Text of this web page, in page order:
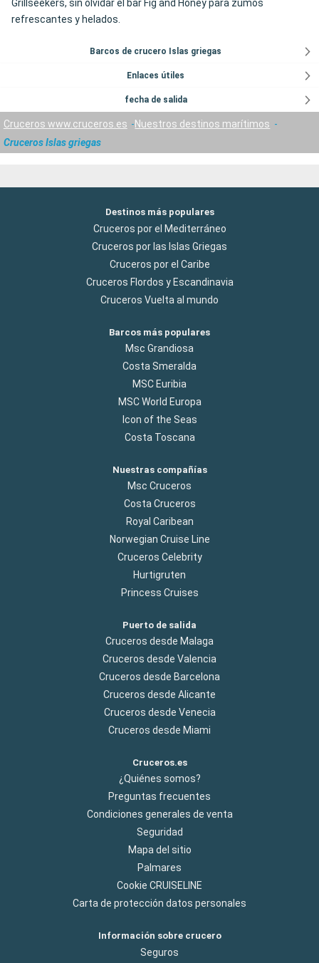
Grillseekers, sin olvidar el bar Fig and Honey para zumos
refrescantes y helados.
Barcos de crucero Islas griegas
Enlaces útiles
fecha de salida
Cruceros www.cruceros.es
Nuestros destinos marítimos
Cruceros Islas griegas
Destinos más populares
Cruceros por el Mediterráneo
Cruceros por las Islas Griegas
Cruceros por el Caribe
Cruceros Flordos y Escandinavia
Cruceros Vuelta al mundo
Barcos más populares
Msc Grandiosa
Costa Smeralda
MSC Euribia
MSC World Europa
Icon of the Seas
Costa Toscana
Nuestras compañías
Msc Cruceros
Costa Cruceros
Royal Caribean
Norwegian Cruise Line
Cruceros Celebrity
Hurtigruten
Princess Cruises
Puerto de salida
Cruceros desde Malaga
Cruceros desde Valencia
Cruceros desde Barcelona
Cruceros desde Alicante
Cruceros desde Venecia
Cruceros desde Miami
Cruceros.es
¿Quiénes somos?
Preguntas frecuentes
Condiciones generales de venta
Seguridad
Mapa del sitio
Palmares
Cookie CRUISELINE
Carta de protección datos personales
Información sobre crucero
Seguros